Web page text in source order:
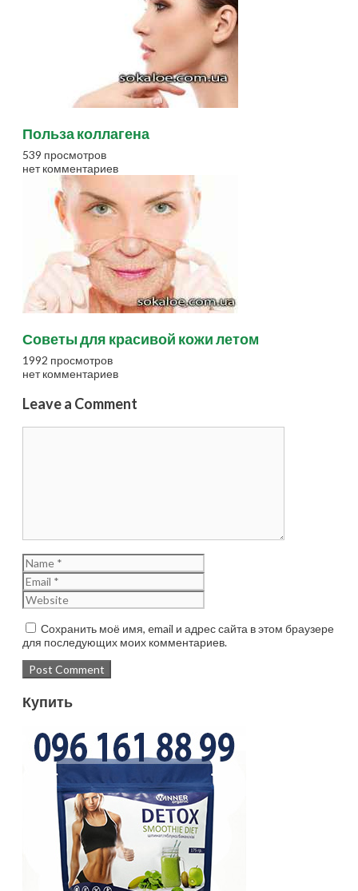
Польза коллагена
539 просмотров
нет комментариев
Советы для красивой кожи летом
1992 просмотров
нет комментариев
Leave a Comment
Сохранить моё имя, email и адрес сайта в этом браузере
для последующих моих комментариев.
Купить